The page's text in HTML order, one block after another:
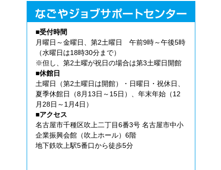
■受付時間
月曜日～金曜日、第2土曜日 午前9時～午後5時
（水曜日は18時30分まで）
※但し、第2土曜が祝日の場合は第3土曜日開館
■休館日
土曜日（第2土曜日は開館）・日曜日・祝休日、
夏季休館日（8月13日～15日）、年末年始（12
月28日～1月4日）
■アクセス
名古屋市千種区吹上二丁目6番3号 名古屋市中小
企業振興会館（吹上ホール）6階
地下鉄吹上駅5番口から徒歩5分